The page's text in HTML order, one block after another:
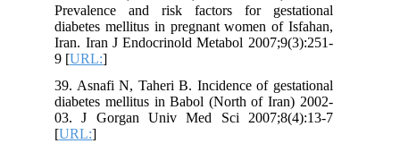
Prevalence and risk factors for gestational
diabetes mellitus in pregnant women of Isfahan,
Iran. Iran J Endocrinold Metabol 2007;9(3):251-
9 [URL:
39. Asnafi N, Taheri B. Incidence of gestational
diabetes mellitus in Babol (North of Iran) 2002-
03. J Gorgan Univ Med Sci 2007;8(4):13-7
[URL: